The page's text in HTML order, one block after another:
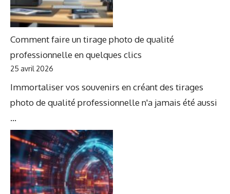
Comment faire un tirage photo de qualité
professionnelle en quelques clics
25 avril 2026
Immortaliser vos souvenirs en créant des tirages
photo de qualité professionnelle n'a jamais été aussi
...